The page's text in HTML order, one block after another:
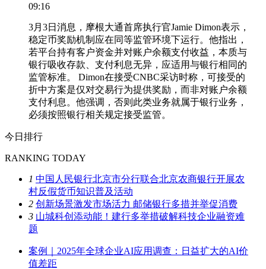
09:16
3月3日消息，摩根大通首席执行官Jamie Dimon表示，
稳定币奖励机制应在同等监管环境下运行。他指出，
若平台持有客户资金并对账户余额支付收益，本质与
银行吸收存款、支付利息无异，应适用与银行相同的
监管标准。 Dimon在接受CNBC采访时称，可接受的
折中方案是仅对交易行为提供奖励，而非对账户余额
支付利息。他强调，否则此类业务就属于银行业务，
必须按照银行相关规定接受监管。
今日排行
RANKING TODAY
1 中国人民银行北京市分行联合北京农商银行开展农
村反假货币知识普及活动
2 创新场景激发市场活力 邮储银行多措并举促消费
3 山城科创添动能！建行多举措破解科技企业融资难
题
案例｜2025年全球企业AI应用调查：日益扩大的AI价
值差距